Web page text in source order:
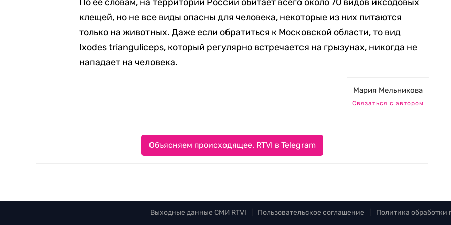
клещей, но не все виды опасны для человека, некоторые из них питаются
только на животных. Даже если обратиться к Московской области, то вид
Ixodes trianguliceps, который регулярно встречается на грызунах, никогда не
нападает на человека.
Мария Мельникова
Связаться с автором
Объясняем происходящее. RTVI в Telegram
Выходные данные СМИ RTVI Пользовательское соглашение Политика